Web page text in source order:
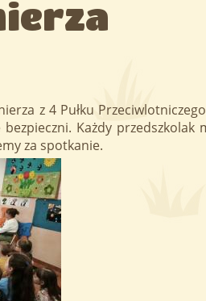
z 4 Pułku
Każdy
za spotkanie.